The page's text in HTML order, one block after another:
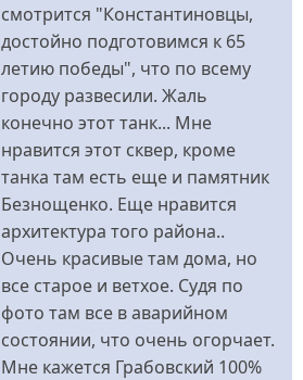
смотрится "Константиновцы,
достойно подготовимся к 65
летию победы", что по всему
городу развесили. Жаль
конечно этот танк... Мне
нравится этот сквер, кроме
танка там есть еще и памятник
Безнощенко. Еще нравится
архитектура того района..
Очень красивые там дома, но
все старое и ветхое. Судя по
фото там все в аварийном
состоянии, что очень огорчает.
Мне кажется Грабовский 100%